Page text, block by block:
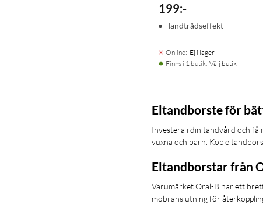
199:-
Tandtrådseffekt
Online: Ej i lager
Finns i 1 butik. Välj butik
Eltandborste för
Investera i din tandvård och
vuxna och barn. Köp
Eltandborstar från
Varumärket Oral-B har ett
mobilanslutning för